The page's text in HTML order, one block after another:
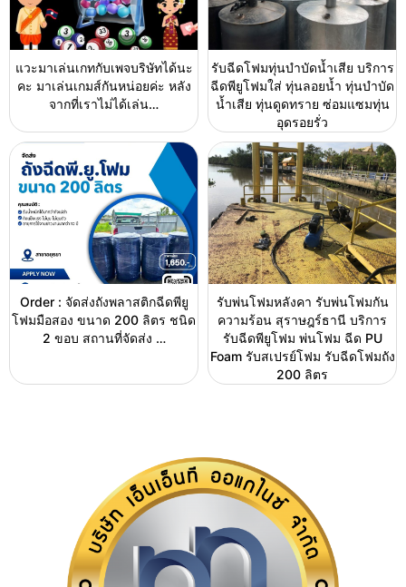
แวะมาเล่นเกทกับเพจบริษัทได้นะ
คะ มาเล่นเกมส์กันหน่อยค่ะ หลัง
จากที่เราไม่ได้เล่น…
รับฉีดโฟมทุ่นบำบัดน้ำเสีย บริการ
ฉีดพียูโฟมใส่ ทุ่นลอยน้ำ ทุ่นบำบัด
น้ำเสีย ทุ่นดูดทราย ซ่อมแซมทุ่น
อุดรอยรั่ว
Order : จัดส่งถังพลาสติกฉีดพียู
โฟมมือสอง ขนาด 200 ลิตร ชนิด
2 ขอบ สถานที่จัดส่ง …
รับพ่นโฟมหลังคา รับพ่นโฟมกัน
ความร้อน สุราษฎร์ธานี บริการ
รับฉีดพียูโฟม พ่นโฟม ฉีด PU
Foam รับสเปรย์โฟม รับฉีดโฟมถัง
200 ลิตร